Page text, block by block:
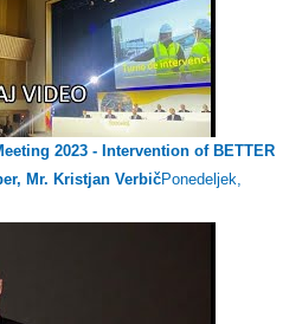
2023 - Intervention of BETTER
Mr. Kristjan VerbičPonedeljek,